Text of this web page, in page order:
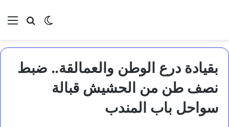
بحثالوضع
بقيادة درع الوطن والعمالقة.. ضبط
نصف طن من الحشيش قبالة
سواحل باب المندب